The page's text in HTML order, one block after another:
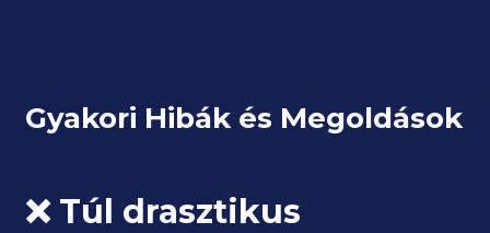
Gyakori Hibák és Megoldások
❌ Túl drasztikus